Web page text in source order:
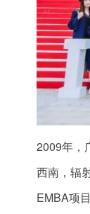
2009年，
西南，辐
EMBA项